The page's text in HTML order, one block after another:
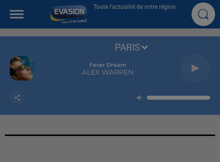
Toute l'actualité de votre région
Fever Dream
ALEX WARREN
PARIS